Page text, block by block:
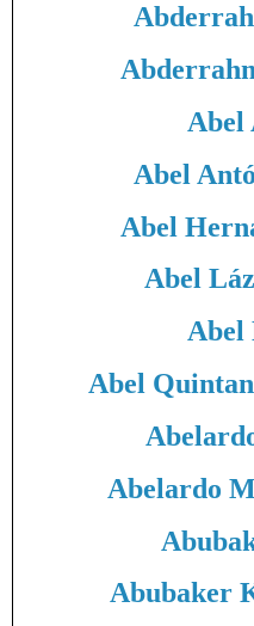
Abel
Abel
Abel
Abel
Abel
Abel
Abelardo
Abubaker